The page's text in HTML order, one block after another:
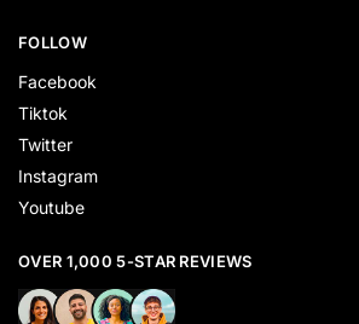
FOLLOW
Facebook
Tiktok
Twitter
Instagram
Youtube
OVER 1,000 5-STAR REVIEWS